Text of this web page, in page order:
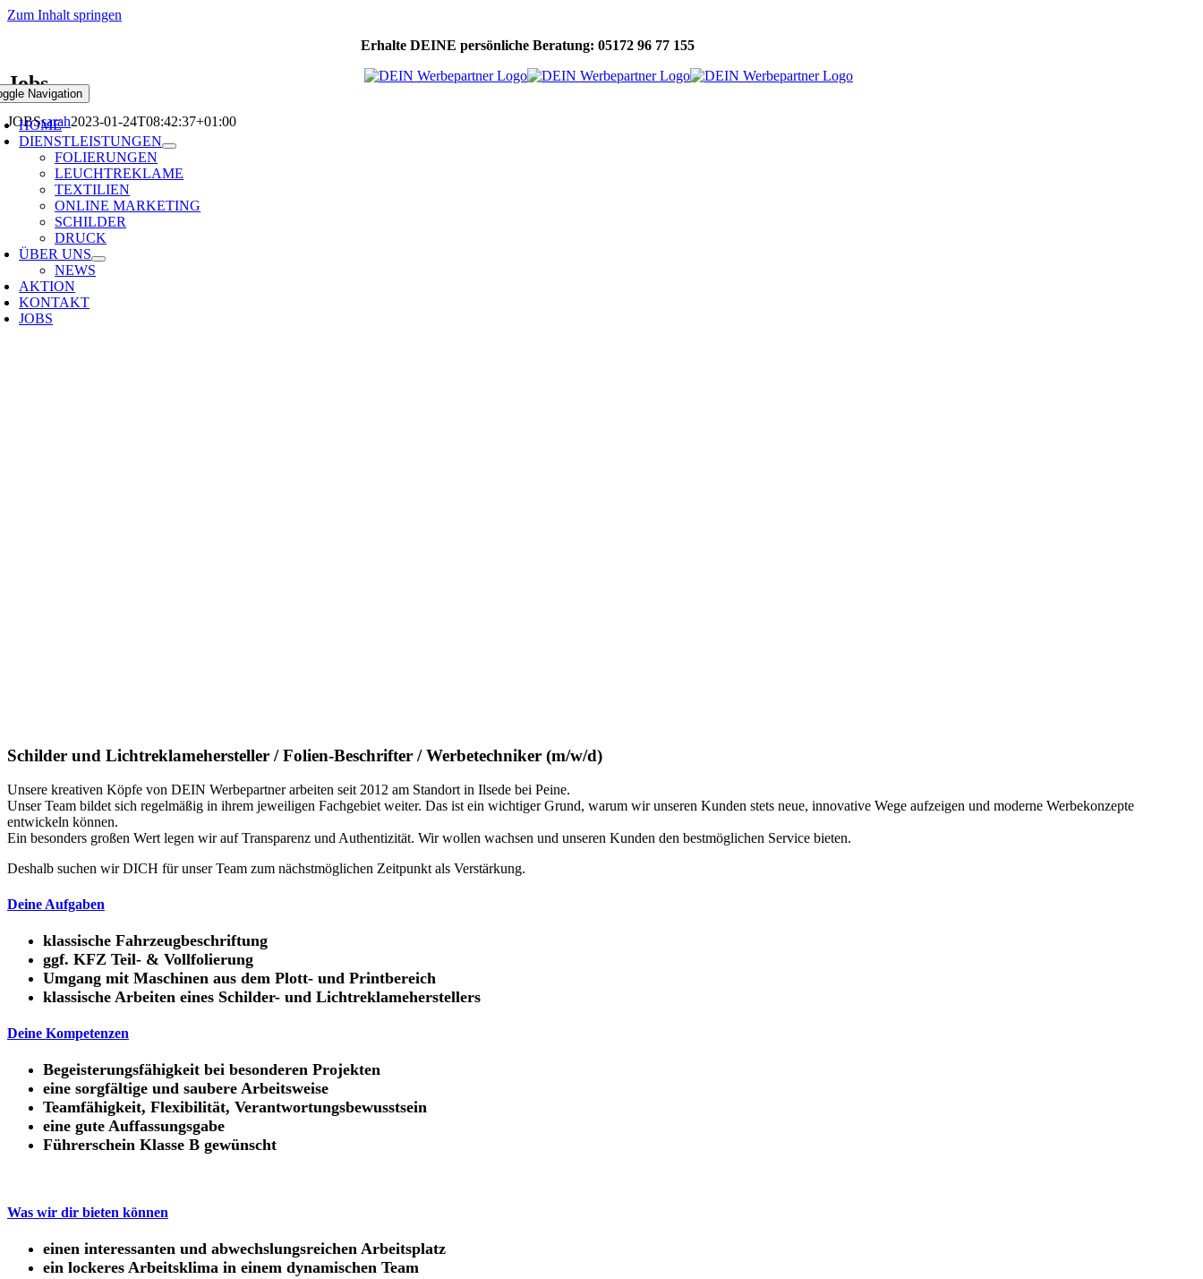
Zum Inhalt springen
Erhalte DEINE persönliche Beratung: 05172 96 77 155
Navigation
HOME
DIENSTLEISTUNGEN
FOLIERUNGEN
LEUCHTREKLAME
TEXTILIEN
ONLINE MARKETING
SCHILDER
DRUCK
ÜBER UNS
NEWS
AKTION
KONTAKT
JOBS
Jobs
JOBSsarah2023-01-24T08:42:37+01:00
Schilder und Lichtreklamehersteller / Folien-Beschrifter / Werbetechniker (m/w/d)
Unsere kreativen Köpfe von DEIN Werbepartner arbeiten seit 2012 am Standort in Ilsede bei Peine.
Unser Team bildet sich regelmäßig in ihrem jeweiligen Fachgebiet weiter. Das ist ein wichtiger Grund, warum wir unseren Kunden stets neue, innovative Wege aufzeigen und moderne Werbekonzepte
entwickeln können.
Ein besonders großen Wert legen wir auf Transparenz und Authentizität. Wir wollen wachsen und unseren Kunden den bestmöglichen Service bieten.
Deshalb suchen wir DICH für unser Team zum nächstmöglichen Zeitpunkt als Verstärkung.
Deine Aufgaben
klassische Fahrzeugbeschriftung
ggf. KFZ Teil- & Vollfolierung
Umgang mit Maschinen aus dem Plott- und Printbereich
klassische Arbeiten eines Schilder- und Lichtreklameherstellers
Deine Kompetenzen
Begeisterungsfähigkeit bei besonderen Projekten
eine sorgfältige und saubere Arbeitsweise
Teamfähigkeit, Flexibilität, Verantwortungsbewusstsein
eine gute Auffassungsgabe
Führerschein Klasse B gewünscht
Was wir dir bieten können
einen interessanten und abwechslungsreichen Arbeitsplatz
ein lockeres Arbeitsklima in einem dynamischen Team